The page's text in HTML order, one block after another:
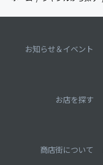
お知らせ＆イベント
お店を探す
商店街について